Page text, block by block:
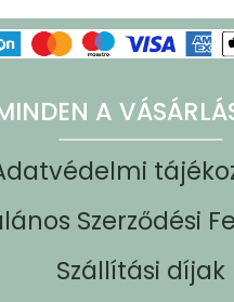
A
Szerződési
Szállítási díjak